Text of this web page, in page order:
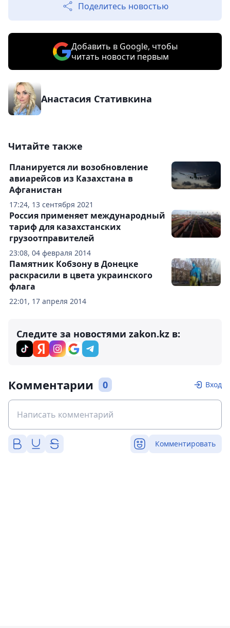
Поделитесь новостью
Добавить в Google, чтобы
читать новости первым
Анастасия Стативкина
Читайте также
17:24, 13 сентября 2021
Планируется ли возобновление
авиарейсов из Казахстана в
Афганистан
23:08, 04 февраля 2014
Россия применяет международный
тариф для казахстанских
грузоотправителей
22:01, 17 апреля 2014
Памятник Кобзону в Донецке
раскрасили в цвета украинского
флага
Следите за новостями zakon.kz в:
Комментарии 0 Вход
Комментировать